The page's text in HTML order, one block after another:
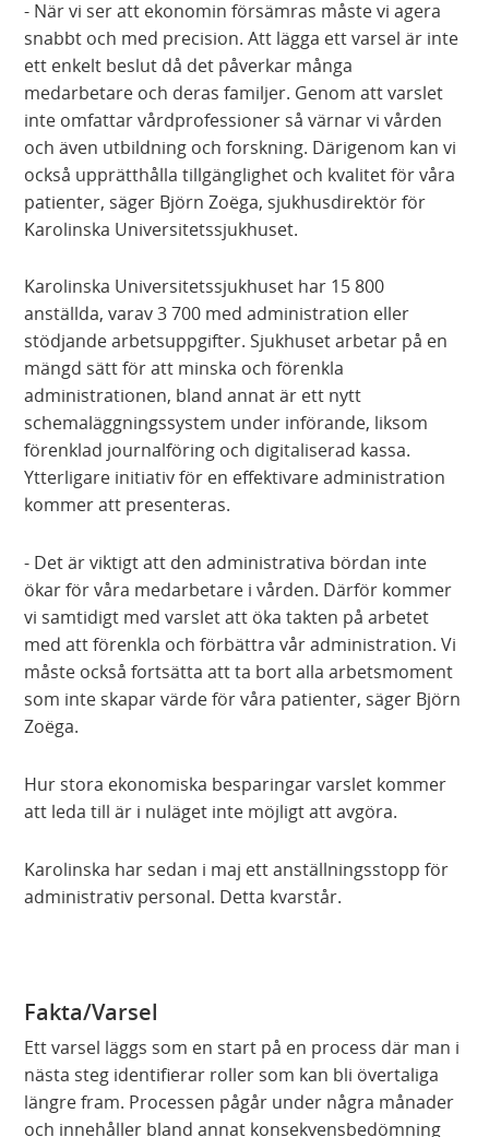
- När vi ser att ekonomin försämras måste vi agera
snabbt och med precision. Att lägga ett varsel är inte
ett enkelt beslut då det påverkar många
medarbetare och deras familjer. Genom att varslet
inte omfattar vårdprofessioner så värnar vi vården
och även utbildning och forskning. Därigenom kan vi
också upprätthålla tillgänglighet och kvalitet för våra
patienter, säger Björn Zoëga, sjukhusdirektör för
Karolinska Universitetssjukhuset.
Karolinska Universitetssjukhuset har 15 800
anställda, varav 3 700 med administration eller
stödjande arbetsuppgifter. Sjukhuset arbetar på en
mängd sätt för att minska och förenkla
administrationen, bland annat är ett nytt
schemaläggningssystem under införande, liksom
förenklad journalföring och digitaliserad kassa.
Ytterligare initiativ för en effektivare administration
kommer att presenteras.
- Det är viktigt att den administrativa bördan inte
ökar för våra medarbetare i vården. Därför kommer
vi samtidigt med varslet att öka takten på arbetet
med att förenkla och förbättra vår administration. Vi
måste också fortsätta att ta bort alla arbetsmoment
som inte skapar värde för våra patienter, säger Björn
Zoëga.
Hur stora ekonomiska besparingar varslet kommer
att leda till är i nuläget inte möjligt att avgöra.
Karolinska har sedan i maj ett anställningsstopp för
administrativ personal. Detta kvarstår.
Fakta/Varsel
Ett varsel läggs som en start på en process där man i
nästa steg identifierar roller som kan bli övertaliga
längre fram. Processen pågår under några månader
och innehåller bland annat konsekvensbedömning